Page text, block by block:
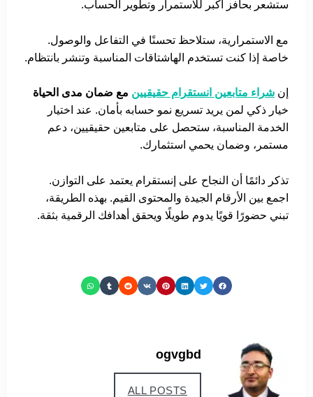
ستشعر بحافز أكبر للاستمرار وتطوير الحساب.
مع الاستمرارية، ستلاحظ تحسنًا في التفاعل والوصول.
خاصة إذا كنت تستخدم الهاشتاقات المناسبة وتنشر بانتظام.
إن شراء متابعين انستقرام حقيقيين مع ضمان مدى الحياة
خيار ذكي لمن يريد تسريع نمو حسابه بأمان. عند اختيار
الخدمة المناسبة، ستحصل على متابعين حقيقيين، دعم
مستمر، وضمان يحمي استثمارك.
تذكر دائمًا أن النجاح على إنستقرام يعتمد على التوازن.
اجمع بين الأرقام الجيدة والمحتوى القيم. بهذه الطريقة،
تبني حضورًا قويًا يدوم طويلًا ويحقق أهدافك الرقمية بثقة.
ogvgbd
ALL POSTS